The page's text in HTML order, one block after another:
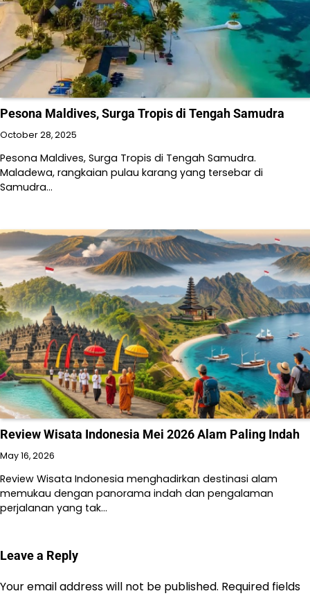
Pesona Maldives, Surga Tropis di Tengah Samudra
October 28, 2025
Pesona Maldives, Surga Tropis di Tengah Samudra.
Maladewa, rangkaian pulau karang yang tersebar di
Samudra…
Review Wisata Indonesia Mei 2026 Alam Paling Indah
May 16, 2026
Review Wisata Indonesia menghadirkan destinasi alam
memukau dengan panorama indah dan pengalaman
perjalanan yang tak…
Leave a Reply
Your email address will not be published. Required fields